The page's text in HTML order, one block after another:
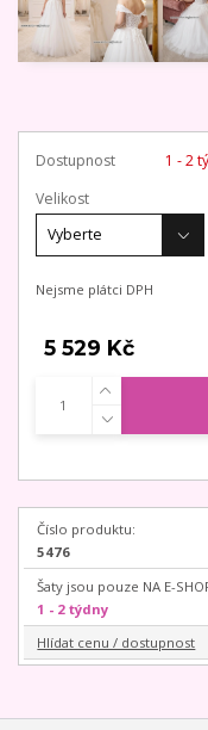
Dostupnost
1 - 2
Velikost
Nejsme plátci DPH
5 529 Kč
Číslo produktu:
5476
Šaty jsou pouze NA E-
1 - 2 týdny
Hlídat cenu / dostupnost